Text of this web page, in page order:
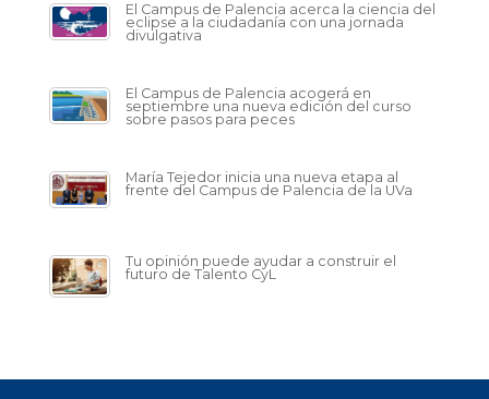
El Campus de Palencia acerca la ciencia del
eclipse a la ciudadanía con una jornada
divulgativa
El Campus de Palencia acogerá en
septiembre una nueva edición del curso
sobre pasos para peces
María Tejedor inicia una nueva etapa al
frente del Campus de Palencia de la UVa
Tu opinión puede ayudar a construir el
futuro de Talento CyL